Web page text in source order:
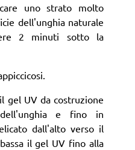
uno strato molto
dell'unghia naturale
2 minuti sotto la
gel UV da costruzione
e fino in
dall'alto verso il
il gel UV fino alla